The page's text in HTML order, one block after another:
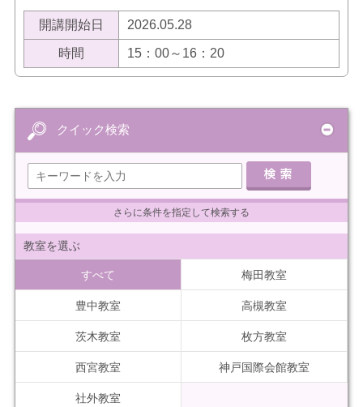
開講開始日 2026.05.28
時間 15：00～16：20
クイック検索
さらに条件を指定して検索する
教室を選ぶ
すべて 梅田教室
豊中教室 高槻教室
茨木教室 枚方教室
西宮教室 神戸国際会館教室
社外教室